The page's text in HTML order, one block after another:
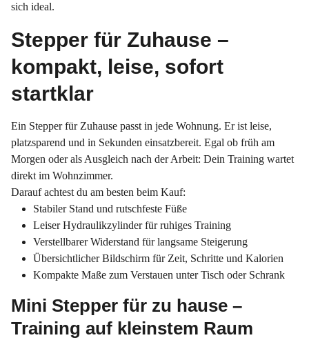
sich ideal.
Stepper für Zuhause –
kompakt, leise, sofort
startklar
Ein Stepper für Zuhause passt in jede Wohnung. Er ist leise,
platzsparend und in Sekunden einsatzbereit. Egal ob früh am
Morgen oder als Ausgleich nach der Arbeit: Dein Training wartet
direkt im Wohnzimmer.
Darauf achtest du am besten beim Kauf:
Stabiler Stand und rutschfeste Füße
Leiser Hydraulikzylinder für ruhiges Training
Verstellbarer Widerstand für langsame Steigerung
Übersichtlicher Bildschirm für Zeit, Schritte und Kalorien
Kompakte Maße zum Verstauen unter Tisch oder Schrank
Mini Stepper für zu hause –
Training auf kleinstem Raum